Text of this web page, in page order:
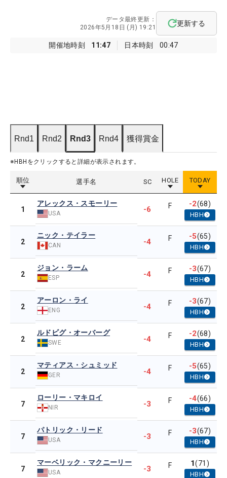
開催地時刻 11:47 日本時刻 00:47
データ最終更新：
2026年5月18日 (月) 19:21
更新する
Rnd1 Rnd2 Rnd3 Rnd4 獲得賞金
※HBHをクリックすると詳細が表示されます。
順位 選手名 SC HOLE TODAY
1
アレックス・スモーリー
USA -6 F -2(68)
HBH
2
ニック・テイラー
CAN -4 F -5(65)
HBH
2
ジョン・ラーム
ESP -4 F -3(67)
HBH
2
アーロン・ライ
ENG -4 F -3(67)
HBH
2
ルドビグ・オーバーグ
SWE -4 F -2(68)
HBH
2
マティアス・シュミッド
GER -4 F -5(65)
HBH
7
ローリー・マキロイ
NIR -3 F -4(66)
HBH
7
パトリック・リード
USA -3 F -3(67)
HBH
7
マーベリック・マクニーリー
USA -3 F 1(71)
HBH